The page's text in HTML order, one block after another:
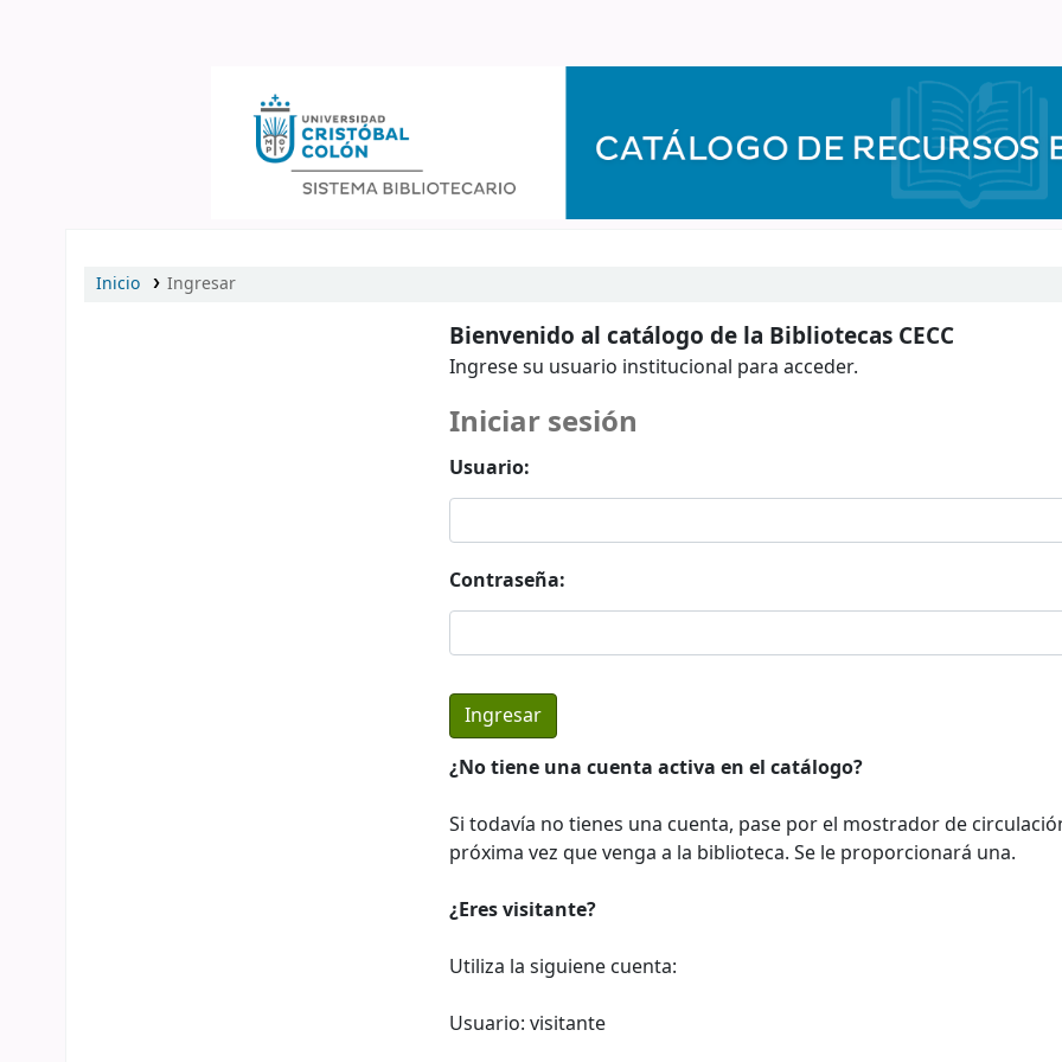
Inicio Ingresar
Bienvenido al catálogo de la Bibliotecas CECC
Ingrese su usuario institucional para acceder.
Iniciar sesión
Usuario:
Contraseña:
¿No tiene una cuenta activa en el catálogo?
Si todavía no tienes una cuenta, pase por el mostrador de
próxima vez que venga a la biblioteca. Se le proporcionará una.
¿Eres visitante?
Utiliza la siguiene cuenta:
Usuario: visitante